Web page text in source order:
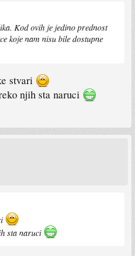
Kod ovih je jedino prednost
koje nam nisu bile dostupne
stvari
njih sta naruci
sta naruci